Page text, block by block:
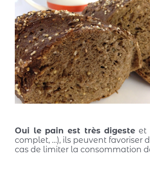
Oui le pain est très digeste et
complet, …), ils peuvent favoriser
cas de limiter la consommation